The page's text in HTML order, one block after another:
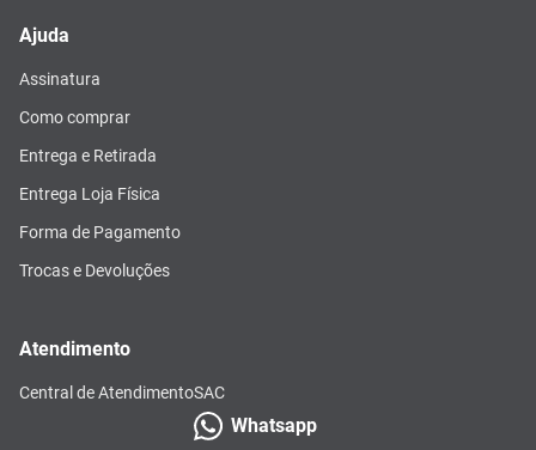
Ajuda
Assinatura
Como comprar
Entrega e Retirada
Entrega Loja Física
Forma de Pagamento
Trocas e Devoluções
Atendimento
Central de AtendimentoSAC
Whatsapp